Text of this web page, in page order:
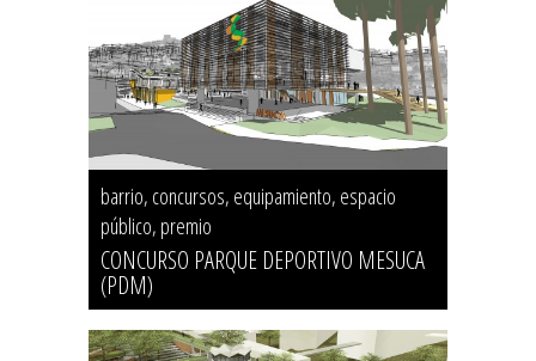
barrio, concursos, equipamiento, espacio
público, premio
CONCURSO PARQUE DEPORTIVO MESUCA
(PDM)